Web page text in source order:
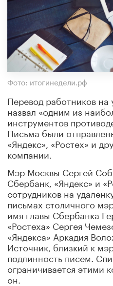
Фото: итогинедели.рф
Перевод работников на
назвал «одним из
инструментов
Письма были
«Яндекс», «Ростех» и
компании.
Мэр Москвы Сергей
Сбербанк, «Яндекс» и
сотрудников на
письмах столичного
имя главы Сбербанка
«Ростеха» Сергея
«Яндекса» Аркадия
Источник, близкий к
подлинность писем.
ограничивается этими
он.